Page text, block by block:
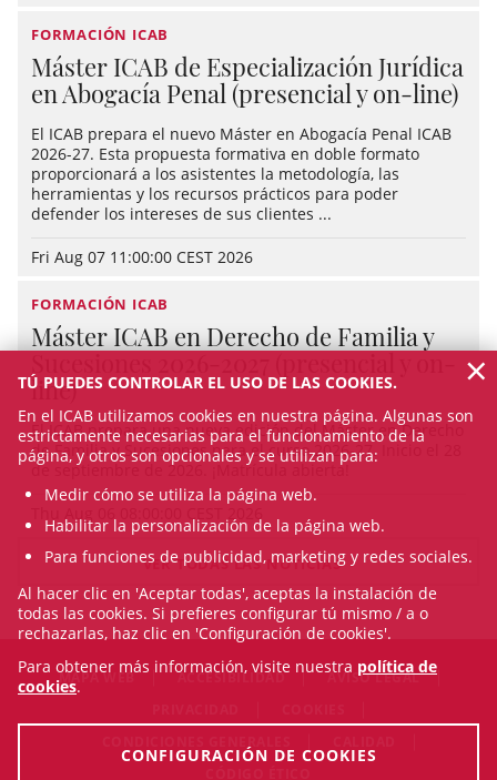
FORMACIÓN ICAB
Máster ICAB de Especialización Jurídica
en Abogacía Penal (presencial y on-line)
El ICAB prepara el nuevo Máster en Abogacía Penal ICAB
2026-27. Esta propuesta formativa en doble formato
proporcionará a los asistentes la metodología, las
herramientas y los recursos prácticos para poder
defender los intereses de sus clientes ...
Fri Aug 07 11:00:00 CEST 2026
FORMACIÓN ICAB
Máster ICAB en Derecho de Familia y
line)
El ICAB prepara una nueva edición del Máster en Derecho
de Familia y Sucesiones para el curso 2026-27. Inicio el 28
de septiembre de 2026. ¡Matrícula abierta!
VER TODAS LAS NOTICIAS
MAPA WEB ACCESIBILIDAD
AVISO LEGAL
CONDICIONES GENERALES
TÚ PUEDES CONTROLAR EL USO DE LAS COOKIES.
En el ICAB utilizamos cookies en nuestra página. Algunas son
estrictamente necesarias para el funcionamiento de la
página, y otros son opcionales y se utilizan para:
Medir cómo se utiliza la página web.
Habilitar la personalización de la página web.
Para funciones de publicidad, marketing y redes sociales.
Al hacer clic en 'Aceptar todas', aceptas la instalación de
todas las cookies. Si prefieres configurar tú mismo / a o
rechazarlas, haz clic en 'Configuración de cookies'.
Para obtener más información, visite nuestra política de
cookies.
CONFIGURACIÓN DE COOKIES
×